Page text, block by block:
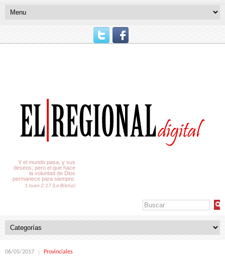
Y el mundo pasa, y sus
deseos; pero el que hace
la voluntad de Dios
permanece para siempre.
1 Juan 2:17 (La Biblia)
06/05/2017 Provinciales